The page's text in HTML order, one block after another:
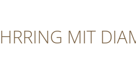
MIT